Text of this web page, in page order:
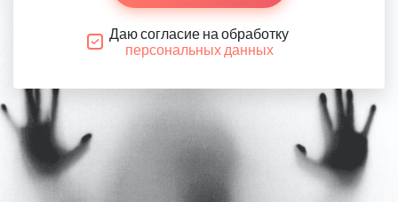
Даю согласие на обработку
персональных данных